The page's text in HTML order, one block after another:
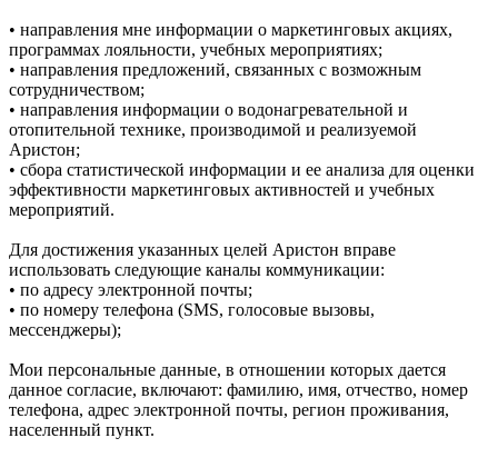
• направления мне информации о маркетинговых акциях,
программах лояльности, учебных мероприятиях;
• направления предложений, связанных с возможным
сотрудничеством;
• направления информации о водонагревательной и
отопительной технике, производимой и реализуемой
Аристон;
• сбора статистической информации и ее анализа для оценки
эффективности маркетинговых активностей и учебных
мероприятий.
Для достижения указанных целей Аристон вправе
использовать следующие каналы коммуникации:
• по адресу электронной почты;
• по номеру телефона (SMS, голосовые вызовы,
мессенджеры);
Мои персональные данные, в отношении которых дается
данное согласие, включают: фамилию, имя, отчество, номер
телефона, адрес электронной почты, регион проживания,
населенный пункт.